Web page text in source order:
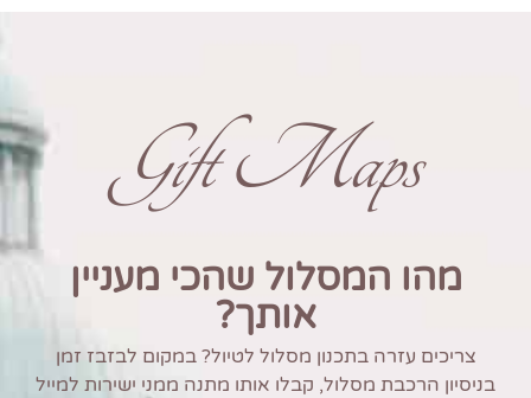
Gift Maps
מהו המסלול שהכי מעניין
אותך?
צריכים עזרה בתכנון מסלול לטיול? במקום לבזבז זמן
בניסיון הרכבת מסלול, קבלו אותו מתנה ממני ישירות למייל